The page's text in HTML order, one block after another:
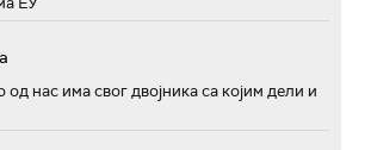
од нас има свог двојника са којим дели и